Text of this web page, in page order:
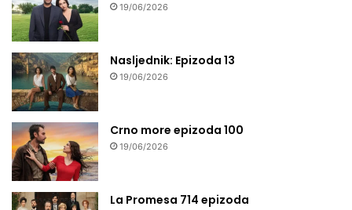
19/06/2026
Nasljednik: Epizoda 13
19/06/2026
Crno more epizoda 100
19/06/2026
La Promesa 714 epizoda